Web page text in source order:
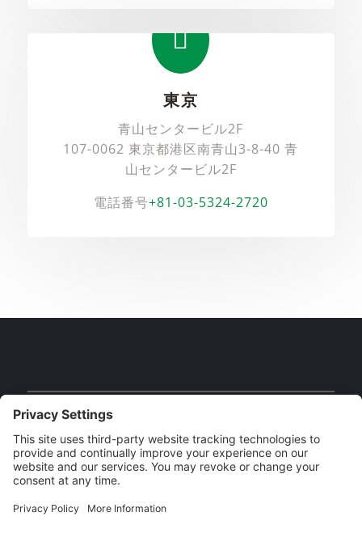

東京
青山センタービル2F
107-0062 東京都港区南青山3-8-40 青
山センタービル2F
電話番号+81-03-5324-2720